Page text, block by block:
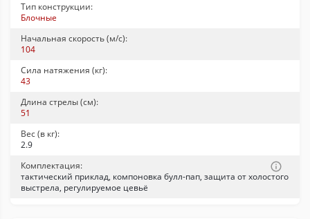
Тип конструкции:
Блочные
Начальная скорость (м/с):
104
Сила натяжения (кг):
43
Длина стрелы (см):
51
Вес (в кг):
2.9
Комплектация:
тактический приклад, компоновка булл-пап, защита от холостого
выстрела, регулируемое цевьё